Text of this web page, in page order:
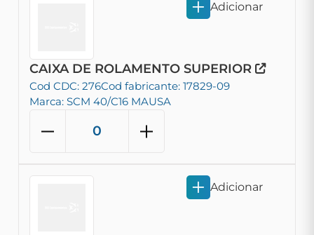
CAIXA DE ROLAMENTO SUPERIOR
Cod CDC: 276Cod fabricante: 17829-09
Marca: SCM 40/C16 MAUSA
Adicionar
Adicionar